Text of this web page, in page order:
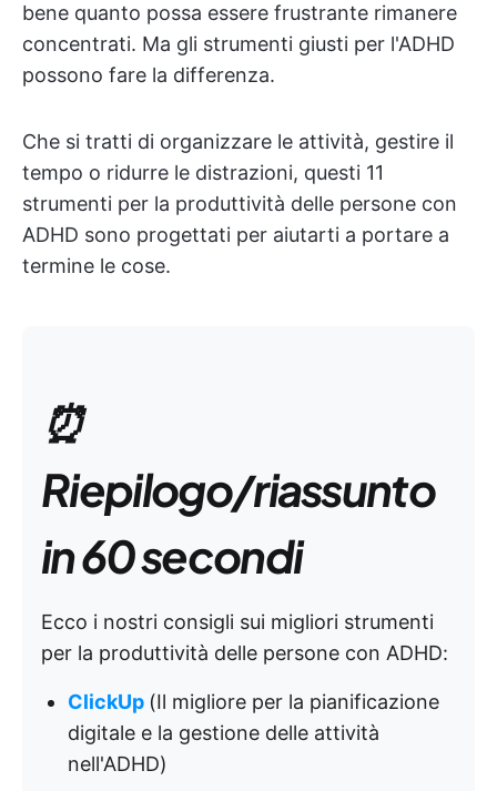
bene quanto possa essere frustrante rimanere
concentrati. Ma gli strumenti giusti per l'ADHD
possono fare la differenza.
Che si tratti di organizzare le attività, gestire il
tempo o ridurre le distrazioni, questi 11
strumenti per la produttività delle persone con
ADHD sono progettati per aiutarti a portare a
termine le cose.
⏰
Riepilogo/riassunto
in 60 secondi
Ecco i nostri consigli sui migliori strumenti
per la produttività delle persone con ADHD:
ClickUp (Il migliore per la pianificazione
digitale e la gestione delle attività
nell'ADHD)